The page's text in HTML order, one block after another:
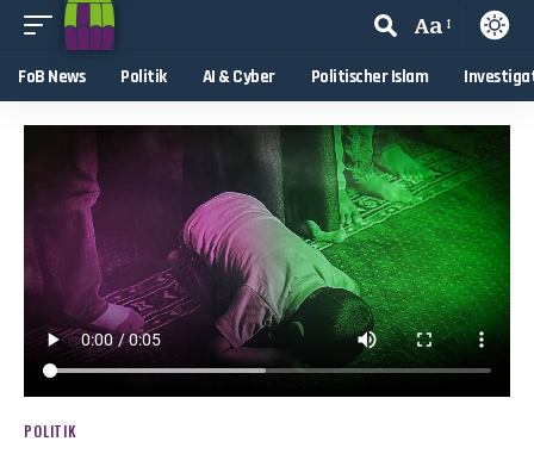
Aa
FoB News Politik AI & Cyber Politischer Islam
POLITIK